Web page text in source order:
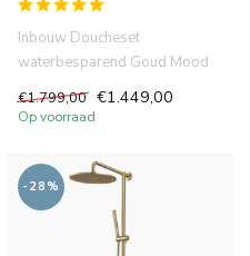
Inbouw Doucheset
waterbesparend Goud Mood
compleet set...
€1.799,00 €1.449,00
Op voorraad
-28%